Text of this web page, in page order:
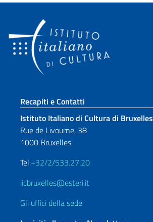
Sezione footer
Recapiti e Contatti
Istituto Italiano di Cultura di Bruxelles
Rue de Livourne, 38
1000 Bruxelles
Tel.+32/2/533.27.20
iicbruxelles@esteri.it
Gli uffici della sede